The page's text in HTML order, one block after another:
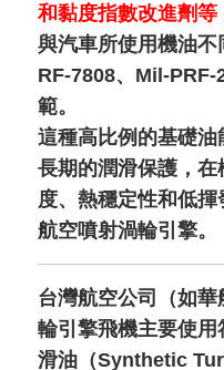
和黏度指數改進劑等
與汽車所使用機油
RF-7808、Mil-PRF-
範。
這種高比例的基礎
長期的潤滑保護，
度、熱穩定性和低
航空噴射渦輪引擎。
台灣航空公司（如
輪引擎飛機主要使
滑油（Synthetic